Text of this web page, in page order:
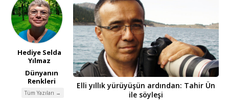
Hediye Selda
Yılmaz
Dünyanın
Renkleri
Tüm Yazıları →
Elli yıllık yürüyüşün ardından: Tahir Ün
ile söyleşi